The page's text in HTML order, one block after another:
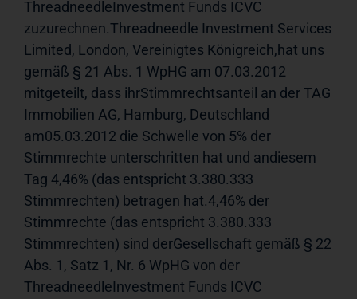
ThreadneedleInvestment Funds ICVC
zuzurechnen.Threadneedle Investment Services
Limited, London, Vereinigtes Königreich,hat uns
gemäß § 21 Abs. 1 WpHG am 07.03.2012
mitgeteilt, dass ihrStimmrechtsanteil an der TAG
Immobilien AG, Hamburg, Deutschland
am05.03.2012 die Schwelle von 5% der
Stimmrechte unterschritten hat und andiesem
Tag 4,46% (das entspricht 3.380.333
Stimmrechten) betragen hat.4,46% der
Stimmrechte (das entspricht 3.380.333
Stimmrechten) sind derGesellschaft gemäß § 22
Abs. 1, Satz 1, Nr. 6 WpHG von der
ThreadneedleInvestment Funds ICVC